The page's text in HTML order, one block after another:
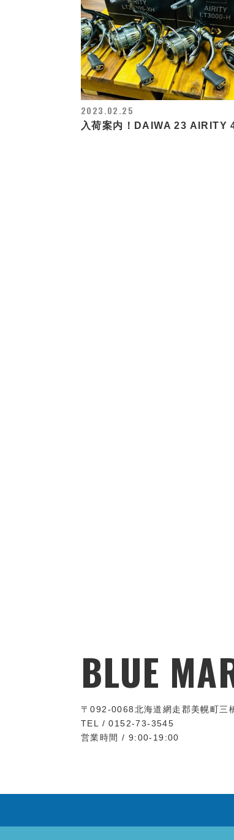
2023.02.25
入荷案内！DAIWA 23 AIRITY
BLUE
〒092-0068北海道網走郡美幌町三
TEL / 0152-73-3545
営業時間 / 9:00-19:00